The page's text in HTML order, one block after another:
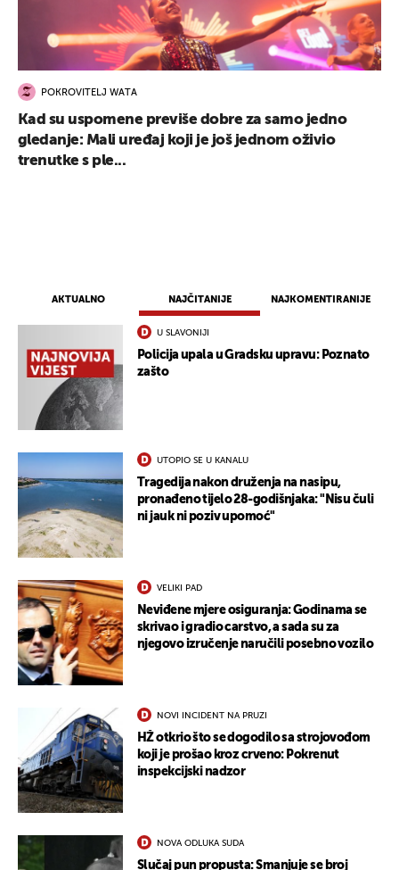
AKTUALNO NAJČITANIJE NAJKOMENTIRANIJE
U SLAVONIJI
Policija upala u Gradsku upravu: Poznato
zašto
UTOPIO SE U KANALU
Tragedija nakon druženja na nasipu,
pronađeno tijelo 28-godišnjaka: "Nisu čuli
ni jauk ni poziv upomoć"
VELIKI PAD
Neviđene mjere osiguranja: Godinama se
skrivao i gradio carstvo, a sada su za
njegovo izručenje naručili posebno vozilo
NOVI INCIDENT NA PRUZI
HŽ otkrio što se dogodilo sa strojovođom
koji je prošao kroz crveno: Pokrenut
inspekcijski nadzor
NOVA ODLUKA SUDA
Slučaj pun propusta: Smanjuje se broj
POKROVITELJ WATA
Kad su uspomene previše dobre za samo jedno
gledanje: Mali uređaj koji je još jednom oživio
trenutke s ple...